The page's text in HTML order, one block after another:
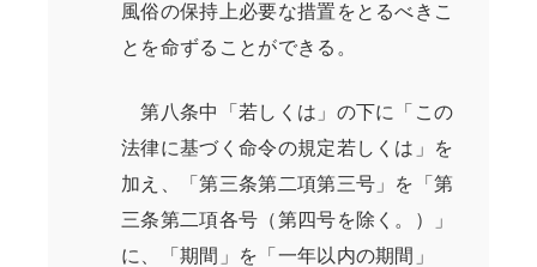
風俗の保持上必要な措置をとるべきこ
とを命ずることができる。
第八条中「若しくは」の下に「この
法律に基づく命令の規定若しくは」を
加え、「第三条第二項第三号」を「第
三条第二項各号（第四号を除く。）」
に、「期間」を「一年以内の期間」